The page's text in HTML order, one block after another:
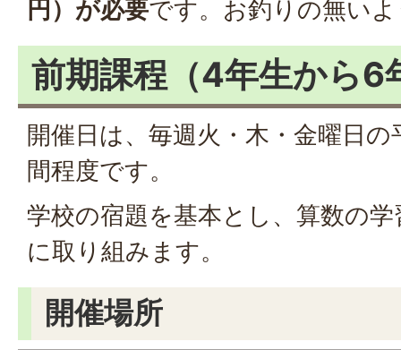
円）が必要です。お釣りの無い
前期課程（4年生から6
開催日は、毎週火・木・金曜日
間程度です。
学校の宿題を基本とし、算数の
に取り組みます。
開催場所